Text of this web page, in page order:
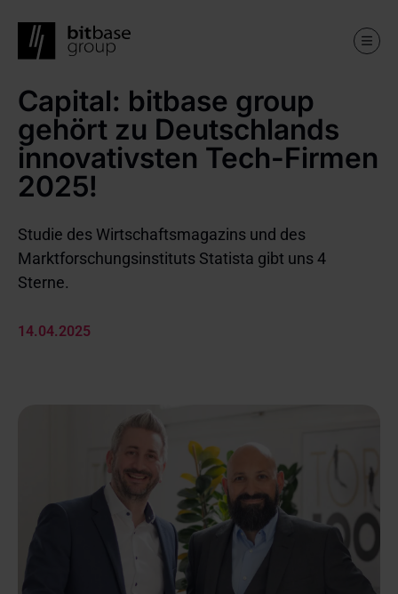
Skip
main
content
Capital: bitbase group
gehört zu Deutschlands
innovativsten Tech-Firmen
2025!
Studie des Wirtschaftsmagazins und des
Marktforschungsinstituts Statista gibt uns 4
Sterne.
14.04.2025